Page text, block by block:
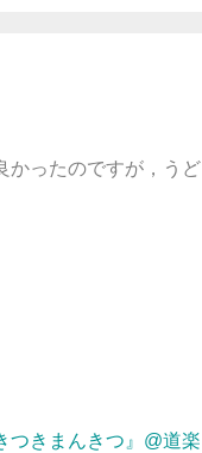
キ
かったのですが，うど
つきまんきつ』@道楽